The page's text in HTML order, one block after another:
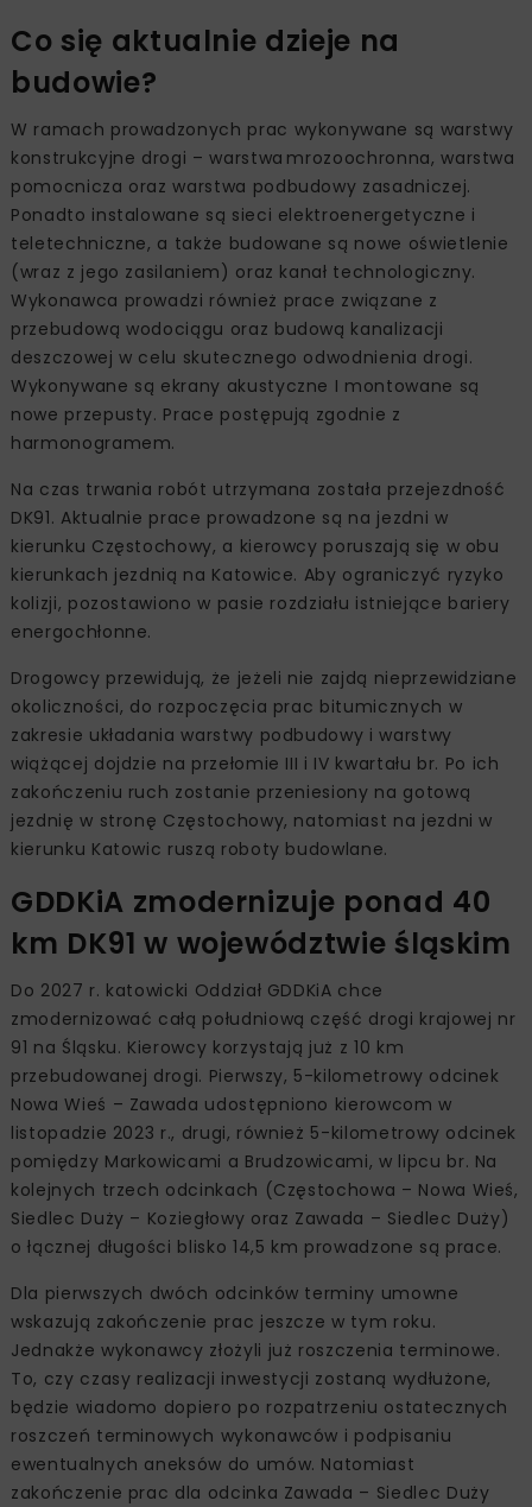
Co się aktualnie dzieje na
budowie?
W ramach prowadzonych prac wykonywane są warstwy
konstrukcyjne drogi – warstwa mrozoochronna, warstwa
pomocnicza oraz warstwa podbudowy zasadniczej.
Ponadto instalowane są sieci elektroenergetyczne i
teletechniczne, a także budowane są nowe oświetlenie
(wraz z jego zasilaniem) oraz kanał technologiczny.
Wykonawca prowadzi również prace związane z
przebudową wodociągu oraz budową kanalizacji
deszczowej w celu skutecznego odwodnienia drogi.
Wykonywane są ekrany akustyczne I montowane są
nowe przepusty. Prace postępują zgodnie z
harmonogramem.
Na czas trwania robót utrzymana została przejezdność
DK91. Aktualnie prace prowadzone są na jezdni w
kierunku Częstochowy, a kierowcy poruszają się w obu
kierunkach jezdnią na Katowice. Aby ograniczyć ryzyko
kolizji, pozostawiono w pasie rozdziału istniejące bariery
energochłonne.
Drogowcy przewidują, że jeżeli nie zajdą nieprzewidziane
okoliczności, do rozpoczęcia prac bitumicznych w
zakresie układania warstwy podbudowy i warstwy
wiążącej dojdzie na przełomie III i IV kwartału br. Po ich
zakończeniu ruch zostanie przeniesiony na gotową
jezdnię w stronę Częstochowy, natomiast na jezdni w
kierunku Katowic ruszą roboty budowlane.
GDDKiA zmodernizuje ponad 40
km DK91 w województwie śląskim
Do 2027 r. katowicki Oddział GDDKiA chce
zmodernizować całą południową część drogi krajowej nr
91 na Śląsku. Kierowcy korzystają już z 10 km
przebudowanej drogi. Pierwszy, 5-kilometrowy odcinek
Nowa Wieś – Zawada udostępniono kierowcom w
listopadzie 2023 r., drugi, również 5-kilometrowy odcinek
pomiędzy Markowicami a Brudzowicami, w lipcu br. Na
kolejnych trzech odcinkach (Częstochowa – Nowa Wieś,
Siedlec Duży – Koziegłowy oraz Zawada – Siedlec Duży)
o łącznej długości blisko 14,5 km prowadzone są prace.
Dla pierwszych dwóch odcinków terminy umowne
wskazują zakończenie prac jeszcze w tym roku.
Jednakże wykonawcy złożyli już roszczenia terminowe.
To, czy czasy realizacji inwestycji zostaną wydłużone,
będzie wiadomo dopiero po rozpatrzeniu ostatecznych
roszczeń terminowych wykonawców i podpisaniu
ewentualnych aneksów do umów. Natomiast
zakończenie prac dla odcinka Zawada – Siedlec Duży